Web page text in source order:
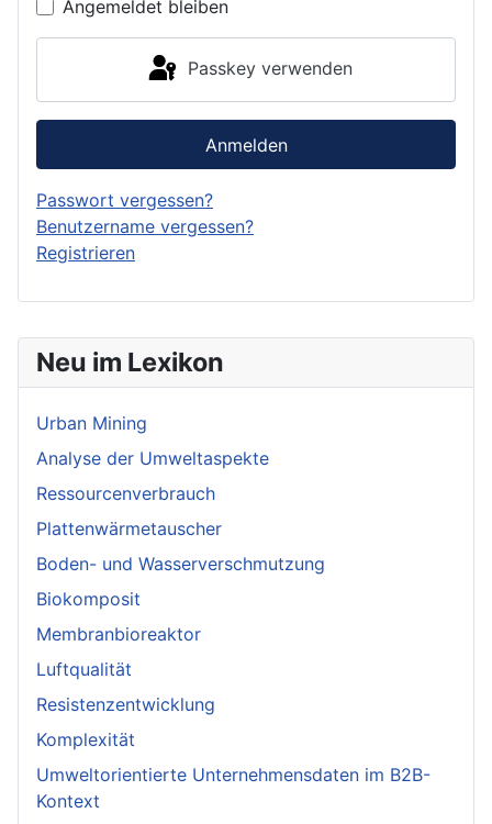
Neu im Lexikon
Urban Mining
Analyse der Umweltaspekte
Ressourcenverbrauch
Plattenwärmetauscher
Boden- und Wasserverschmutzung
Biokomposit
Membranbioreaktor
Luftqualität
Resistenzentwicklung
Komplexität
Umweltorientierte Unternehmensdaten im B2B-
Kontext
Angemeldet bleiben
Passkey verwenden
Anmelden
Passwort vergessen?
Benutzername vergessen?
Registrieren